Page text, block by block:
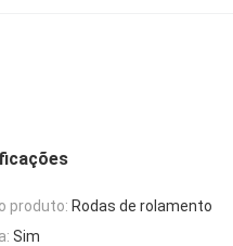
produto: Rodas de rolamento
Sim